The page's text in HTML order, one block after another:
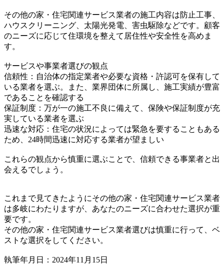
その他の家・住宅関連サービス業者の施工内容は防止工事、
ハウスクリーニング、太陽光発電、害虫駆除などです。顧客
のニーズに応じて住環境を整えて居住性や安全性を高めま
す。
サービスや事業者選びの観点
信頼性：自治体の指定業者や必要な資格・許認可を保有して
いる業者を選ぶ。また、業界団体に所属し、施工実績が豊富
であることを確認する
保証制度：万が一の施工不良に備えて、保険や保証制度が充
実している業者を選ぶ
迅速な対応：住宅の状況によっては緊急を要することもある
ため、24時間迅速に対応する業者が望ましい
これらの観点から慎重に選ぶことで、信頼できる事業者と出
会えるでしょう。
これまで見てきたようにその他の家・住宅関連サービス業者
は多岐にわたりますが、あなたのニーズに合わせた選択が重
要です。
その他の家・住宅関連サービス業者選びは慎重に行って、ベ
ストな選択をしてください。
執筆年月日：2024年11月15日